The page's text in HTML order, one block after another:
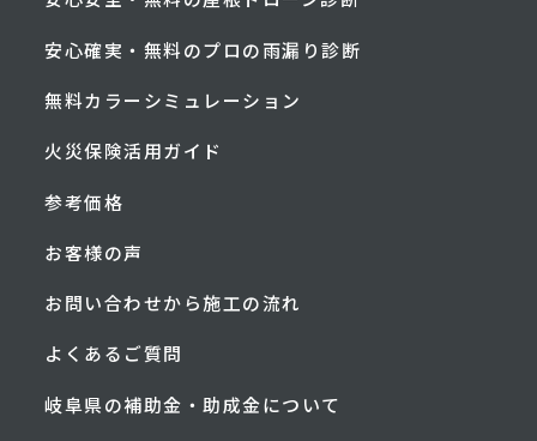
安心確実・無料のプロの雨漏り診断
無料カラーシミュレーション
火災保険活用ガイド
参考価格
お客様の声
お問い合わせから施工の流れ
よくあるご質問
岐阜県の補助金・助成金について